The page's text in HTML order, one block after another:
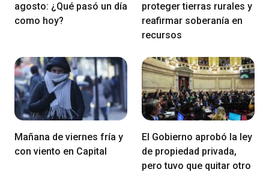
agosto: ¿Qué pasó un día
como hoy?
proteger tierras rurales y
reafirmar soberanía en
recursos
Mañana de viernes fría y
con viento en Capital
El Gobierno aprobó la ley
de propiedad privada,
pero tuvo que quitar otro